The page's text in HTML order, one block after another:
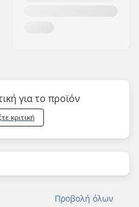
για το προϊόν
κριτική
Προβολή όλων